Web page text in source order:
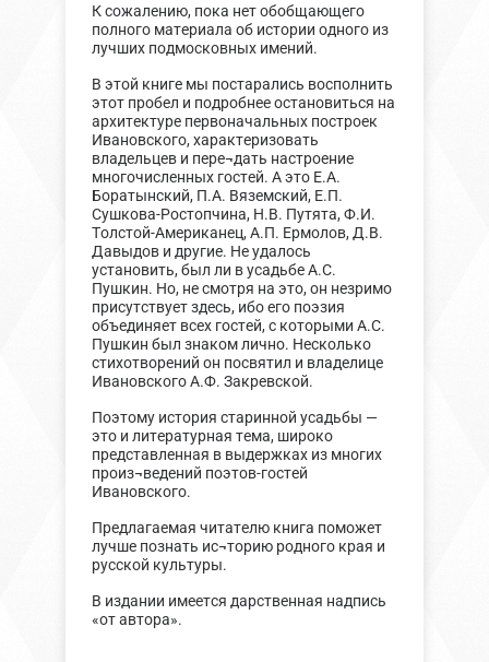
К сожалению, пока нет обобщающего
полного материала об истории одного из
лучших подмосковных имений.
В этой книге мы постарались восполнить
этот пробел и подробнее остановиться на
архитектуре первоначальных построек
Ивановского, характеризовать
владельцев и пере¬дать настроение
многочисленных гостей. А это Е.А.
Боратынский, П.А. Вяземский, Е.П.
Сушкова-Ростопчина, Н.В. Путята, Ф.И.
Толстой-Американец, А.П. Ермолов, Д.В.
Давыдов и другие. Не удалось
установить, был ли в усадьбе А.С.
Пушкин. Но, не смотря на это, он незримо
присутствует здесь, ибо его поэзия
объединяет всех гостей, с которыми А.С.
Пушкин был знаком лично. Несколько
стихотворений он посвятил и владелице
Ивановского А.Ф. Закревской.
Поэтому история старинной усадьбы —
это и литературная тема, широко
представленная в выдержках из многих
произ¬ведений поэтов-гостей
Ивановского.
Предлагаемая читателю книга поможет
лучше познать ис¬торию родного края и
русской культуры.
В издании имеется дарственная надпись
«от автора».